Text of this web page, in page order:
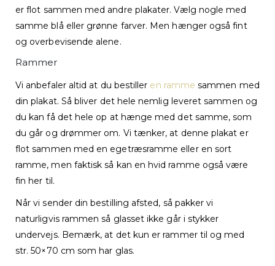
er flot sammen med andre plakater. Vælg nogle med
samme blå eller grønne farver. Men hænger også fint
og overbevisende alene.
Rammer
Vi anbefaler altid at du bestiller en ramme sammen med
din plakat. Så bliver det hele nemlig leveret sammen og
du kan få det hele op at hænge med det samme, som
du går og drømmer om. Vi tænker, at denne plakat er
flot sammen med en egetræsramme eller en sort
ramme, men faktisk så kan en hvid ramme også være
fin her til.
Når vi sender din bestilling afsted, så pakker vi
naturligvis rammen så glasset ikke går i stykker
undervejs. Bemærk, at det kun er rammer til og med
str. 50×70 cm som har glas.